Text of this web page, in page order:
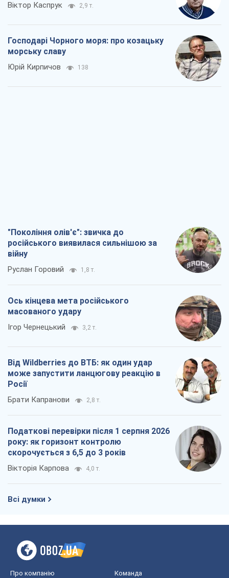
Віктор Каспрук 2,9 т.
Господарі Чорного моря: про козацьку
морську славу
Юрій Кирпичов 138
"Покоління олів'є": звичка до
російського виявилася сильнішою за
війну
Руслан Горовий 1,8 т.
Ось кінцева мета російського
масованого удару
Ігор Чернецький 3,2 т.
Від Wildberries до ВТБ: як один удар
може запустити ланцюгову реакцію в
Росії
Брати Капранови 2,8 т.
Податкові перевірки після 1 серпня 2026
року: як горизонт контролю
скорочується з 6,5 до 3 років
Вікторія Карпова 4,0 т.
Всі думки
Про компанію Команда